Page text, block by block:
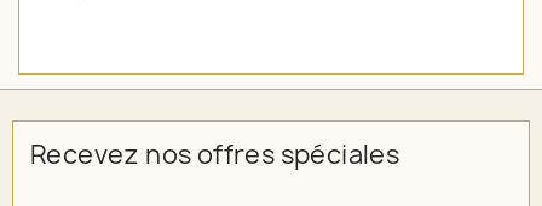
Recevez nos offres spéciales